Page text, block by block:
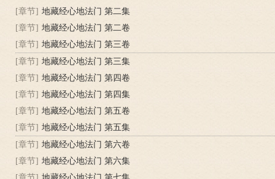
[章节] 地藏经心地法门 第二集
[章节] 地藏经心地法门 第二卷
[章节] 地藏经心地法门 第三卷
[章节] 地藏经心地法门 第三集
[章节] 地藏经心地法门 第四卷
[章节] 地藏经心地法门 第四集
[章节] 地藏经心地法门 第五卷
[章节] 地藏经心地法门 第五集
[章节] 地藏经心地法门 第六卷
[章节] 地藏经心地法门 第六集